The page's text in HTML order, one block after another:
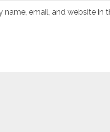
name, email, and website in